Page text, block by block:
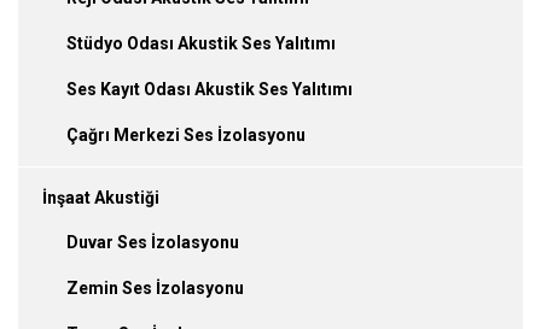
Stüdyo Odası Akustik Ses Yalıtımı
Ses Kayıt Odası Akustik Ses Yalıtımı
Çağrı Merkezi Ses İzolasyonu
İnşaat Akustiği
Duvar Ses İzolasyonu
Zemin Ses İzolasyonu